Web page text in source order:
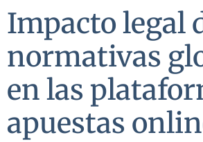
Impacto legal
normativas
en las
apuestas